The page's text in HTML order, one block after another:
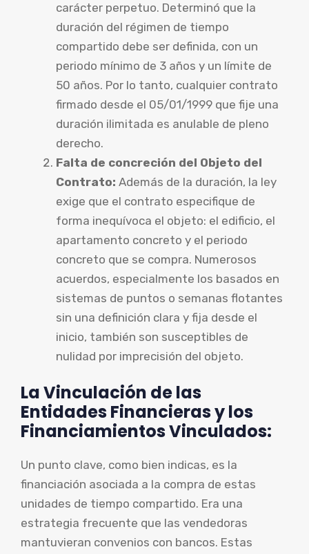
carácter perpetuo. Determinó que la
duración del régimen de tiempo
compartido debe ser definida, con un
periodo mínimo de 3 años y un límite de
50 años. Por lo tanto, cualquier contrato
firmado desde el 05/01/1999 que fije una
duración ilimitada es anulable de pleno
derecho.
Falta de concreción del Objeto del
Contrato: Además de la duración, la ley
exige que el contrato especifique de
forma inequívoca el objeto: el edificio, el
apartamento concreto y el periodo
concreto que se compra. Numerosos
acuerdos, especialmente los basados en
sistemas de puntos o semanas flotantes
sin una definición clara y fija desde el
inicio, también son susceptibles de
nulidad por imprecisión del objeto.
La Vinculación de las
Entidades Financieras y los
Financiamientos Vinculados:
Un punto clave, como bien indicas, es la
financiación asociada a la compra de estas
unidades de tiempo compartido. Era una
estrategia frecuente que las vendedoras
mantuvieran convenios con bancos. Estas